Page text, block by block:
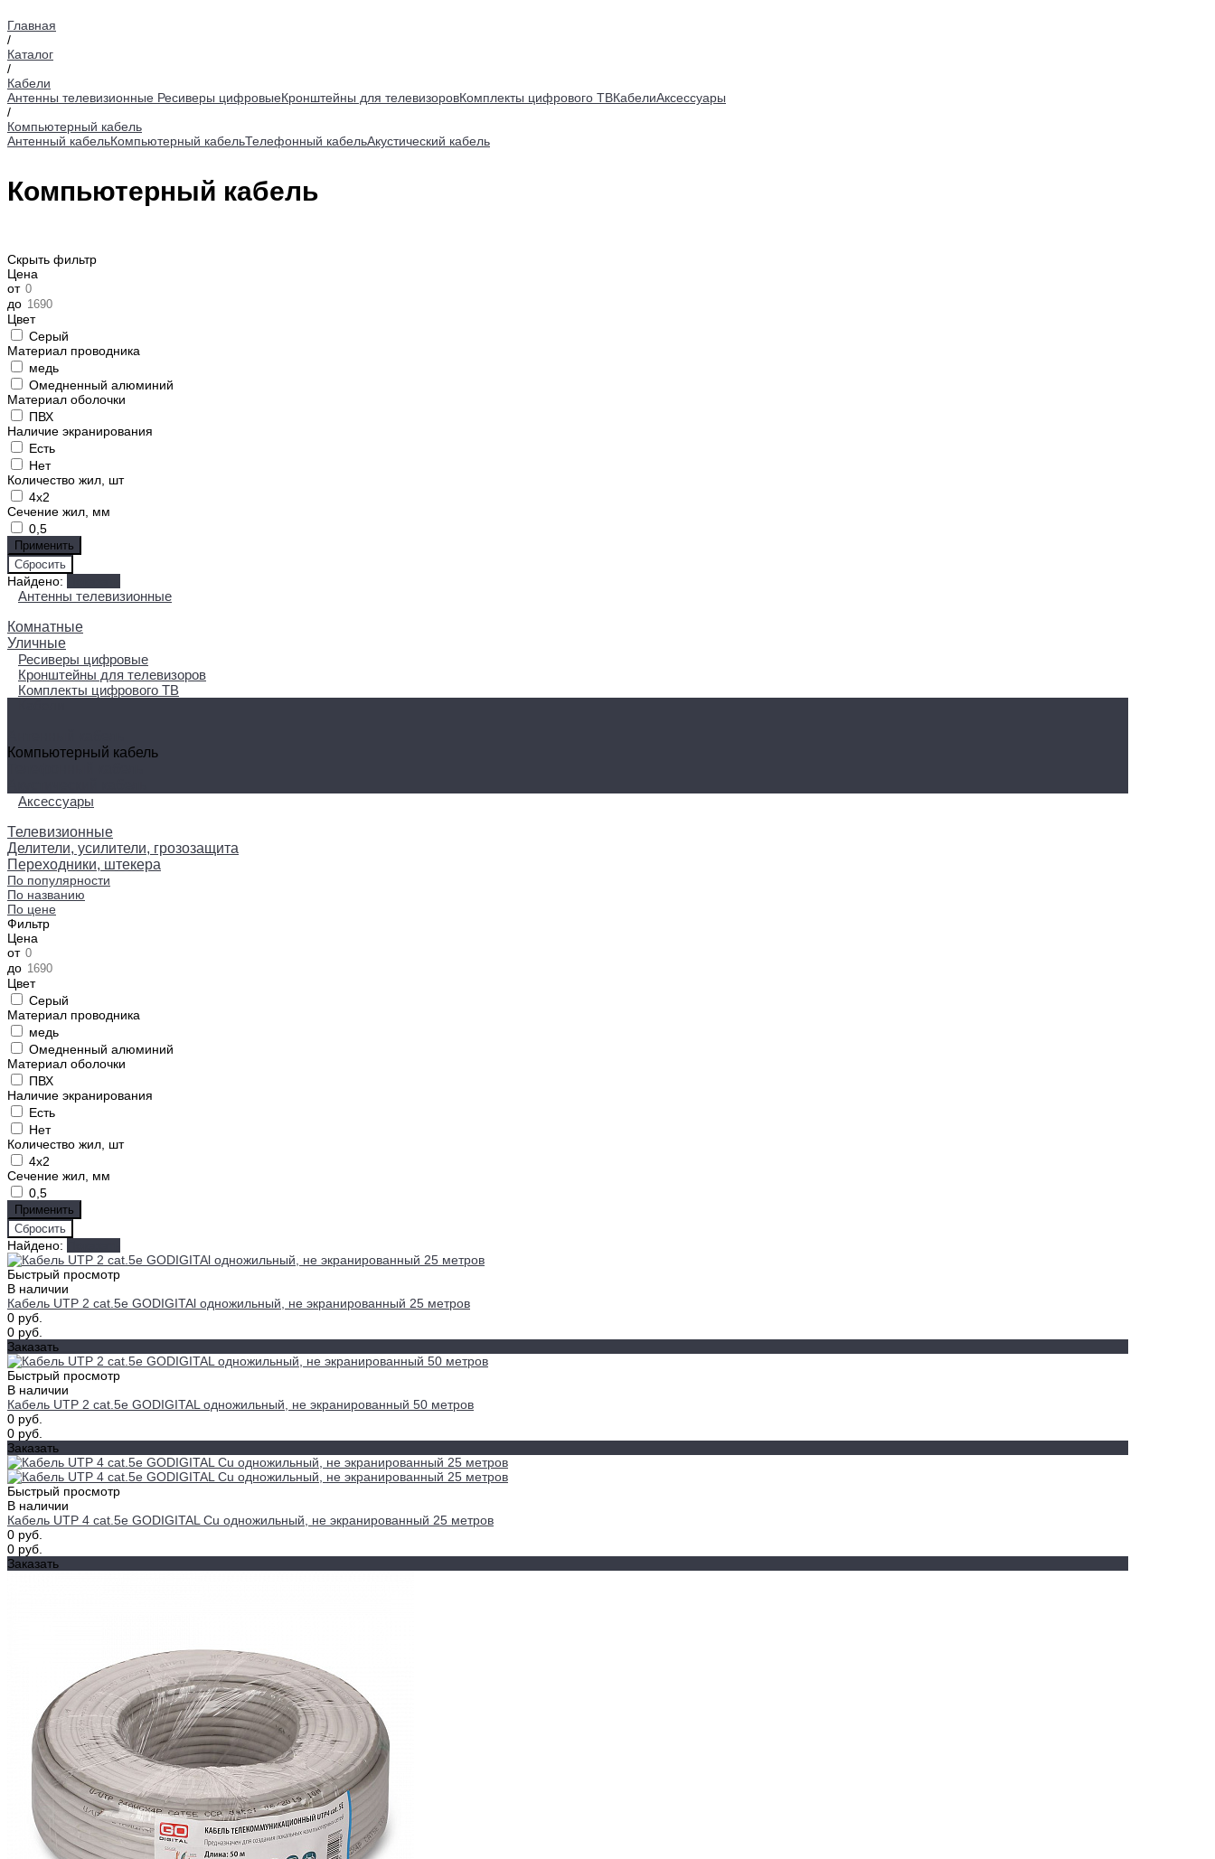
Главная
/
Каталог
/
Кабели
Антенны телевизионные Ресиверы цифровыеКронштейны для телевизоровКомплекты цифрового ТВКабелиАксессуары
/
Компьютерный кабель
Антенный кабельКомпьютерный кабельТелефонный кабельАкустический кабель
Компьютерный кабель
Скрыть фильтр
Цена
от
до
Цвет
Серый
Материал проводника
медь
Омедненный алюминий
Материал оболочки
ПВХ
Наличие экранирования
Есть
Нет
Количество жил, шт
4x2
Сечение жил, мм
0,5
Найдено:
Антенны телевизионные
Комнатные
Уличные
Ресиверы цифровые
Кронштейны для телевизоров
Комплекты цифрового ТВ
Компьютерный кабель
Аксессуары
Телевизионные
Делители, усилители, грозозащита
Переходники, штекера
По популярности
По названию
По цене
Фильтр
Цена
от
до
Цвет
Серый
Материал проводника
медь
Омедненный алюминий
Материал оболочки
ПВХ
Наличие экранирования
Есть
Нет
Количество жил, шт
4x2
Сечение жил, мм
0,5
Найдено:
Быстрый просмотр
В наличии
Кабель UTP 2 cat.5e GODIGITAl одножильный, не экранированный 25 метров
0 руб.
0 руб.
Заказать
Быстрый просмотр
В наличии
Кабель UTP 2 cat.5e GODIGITAL одножильный, не экранированный 50 метров
0 руб.
0 руб.
Заказать
Быстрый просмотр
В наличии
Кабель UTP 4 cat.5e GODIGITAL Cu одножильный, не экранированный 25 метров
0 руб.
0 руб.
Заказать